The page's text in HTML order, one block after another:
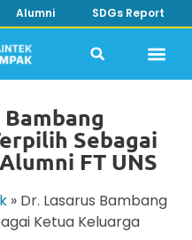
Alumni SDGs Report
Sebagai
FT UNS
» Dr. Lasarus Bambang
Ketua Keluarga